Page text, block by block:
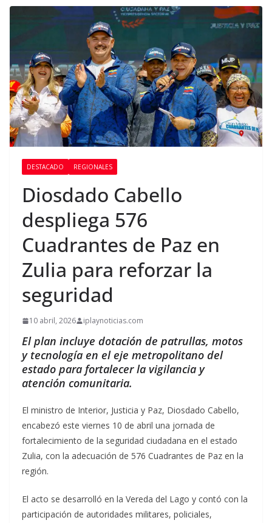
DESTACADO REGIONALES
Diosdado Cabello
despliega 576
Cuadrantes de Paz en
Zulia para reforzar la
seguridad
10 abril, 2026 iplaynoticias.com
El plan incluye dotación de patrullas, motos
y tecnología en el eje metropolitano del
estado para fortalecer la vigilancia y
atención comunitaria.
El ministro de Interior, Justicia y Paz, Diosdado Cabello,
encabezó este viernes 10 de abril una jornada de
fortalecimiento de la seguridad ciudadana en el estado
Zulia, con la adecuación de 576 Cuadrantes de Paz en la
región.
El acto se desarrolló en la Vereda del Lago y contó con la
participación de autoridades militares, policiales,